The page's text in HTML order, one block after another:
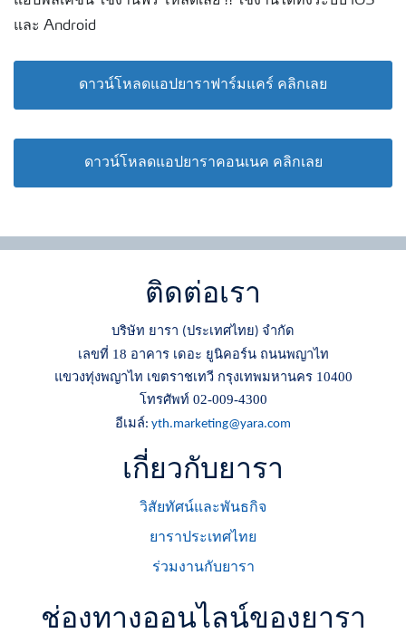
และ Android
ดาวน์โหลดแอปยาราฟาร์มแคร์ คลิกเลย
ดาวน์โหลดแอปยาราคอนเนค คลิกเลย
ติดต่อเรา
บริษัท ยารา (ประเทศไทย) จำกัด
เลขที่ 18 อาคาร เดอะ ยูนิคอร์น ถนนพญาไท
แขวงทุ่งพญาไท เขตราชเทวี กรุงเทพมหานคร 10400
โทรศัพท์ 02-009-4300
อีเมล์: yth.marketing@yara.com
เกี่ยวกับยารา
วิสัยทัศน์และพันธกิจ
ยาราประเทศไทย
ร่วมงานกับยารา
ช่องทางออนไลน์ของยารา